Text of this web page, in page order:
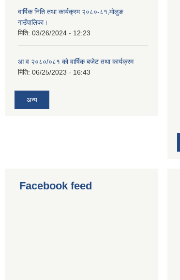
वार्षिक निति तथा कार्यक्रम २०८०-८१,मोलुङ
गाउँपालिका।
मिति: 03/26/2024 - 12:23
आ व २०८०/०८१ को वार्षिक बजेट तथा कार्यक्रम
मिति: 06/25/2023 - 16:43
अन्य
Facebook feed